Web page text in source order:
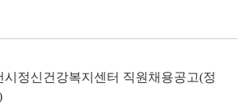
시정신건강복지센터 직원채용공고(정